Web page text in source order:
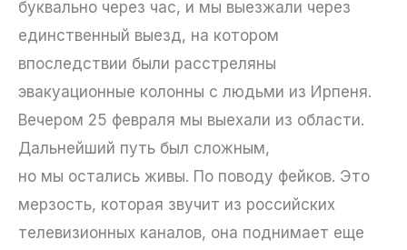
буквально через час, и мы выезжали через
единственный выезд, на котором
впоследствии были расстреляны
эвакуационные колонны с людьми из Ирпеня.
Вечером 25 февраля мы выехали из области.
Дальнейший путь был сложным,
но мы остались живы. По поводу фейков. Это
мерзость, которая звучит из российских
телевизионных каналов, она поднимает еще